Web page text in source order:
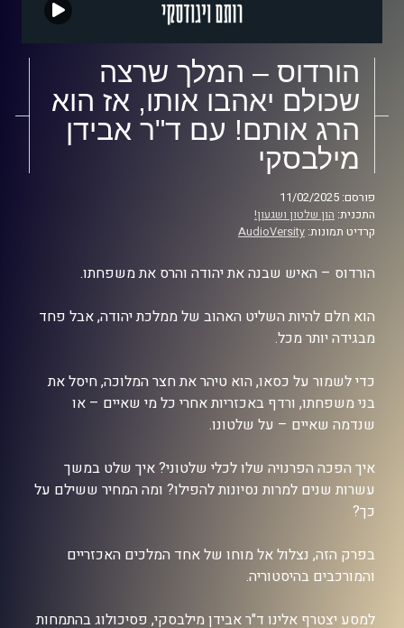
הורדוס – המלך שרצה
שכולם יאהבו אותו, אז הוא
הרג אותם! עם ד"ר אבידן
מילבסקי
פורסם: 11/02/2025
התכנית: הון שלטון ושגעון!
קרדיט תמונות: AudioVersity
הורדוס – האיש שבנה את יהודה והרס את משפחתו.
הוא חלם להיות השליט האהוב של ממלכת יהודה, אבל פחד
מבגידה יותר מכל.
כדי לשמור על כסאו, הוא טיהר את חצר המלוכה, חיסל את
בני משפחתו, ורדף באכזריות אחרי כל מי שאיים – או
שנדמה שאיים – על שלטונו.
איך הפכה הפרנויה שלו לכלי שלטוני? איך שלט במשך
עשרות שנים למרות נסיונות להפילו? ומה המחיר ששילם על
כך?
בפרק הזה, נצלול אל מוחו של אחד המלכים האכזריים
והמורכבים בהיסטוריה.
למסע יצטרף אלינו ד"ר אבידן מילבסקי, פסיכולוג בהתמחות